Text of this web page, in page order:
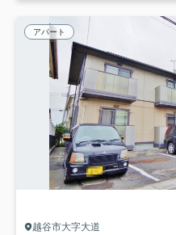
アパート
越谷市大字大道